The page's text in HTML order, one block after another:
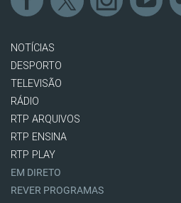
NOTÍCIAS
DESPORTO
TELEVISÃO
RÁDIO
RTP ARQUIVOS
RTP ENSINA
RTP PLAY
EM DIRETO
REVER PROGRAMAS